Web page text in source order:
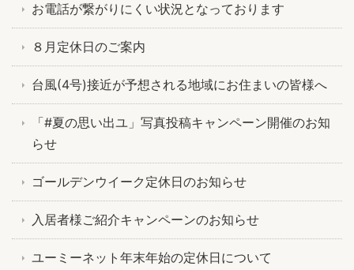
お電話が繋がりにくい状況となっております
８月定休日のご案内
台風(4号)接近が予想される地域にお住まいの皆様へ
「#夏の思い出ユ」写真投稿キャンペーン開催のお知
らせ
ゴールデンウイーク定休日のお知らせ
入居者様ご紹介キャンペーンのお知らせ
ユーミーネット年末年始の定休日について